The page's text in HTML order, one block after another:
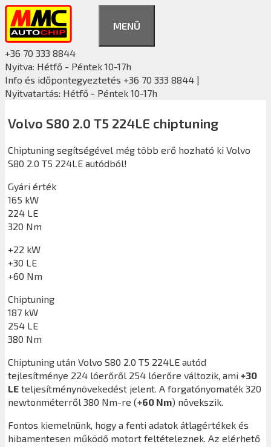
Kilépés
tartalomba
MENÜ
+36 70 333 8844
Nyitva: Hétfő - Péntek 10-17h
Info és időpontegyeztetés +36 70 333 8844 |
Nyitvatartás: Hétfő - Péntek 10-17h
Volvo S80 2.0 T5 224LE chiptuning
Chiptuning segítségével még több erő hozható ki Volvo
S80 2.0 T5 224LE autódból!
Gyári érték
165 kW
224 LE
320 Nm
+22 kW
+30 LE
+60 Nm
Chiptuning
187 kW
254 LE
380 Nm
Chiptuning után Volvo S80 2.0 T5 224LE autód
tejlesítménye 224 lóerőről 254 lóerőre változik, ami +30
LE teljesítménynövekedést jelent. A forgatónyomaték 320
newtonméterről 380 Nm-re (+60 Nm) növekszik.
Fontos kiemelnünk, hogy a fenti adatok átlagértékek és
hibamentesen működő motort feltételeznek. Az elérhető